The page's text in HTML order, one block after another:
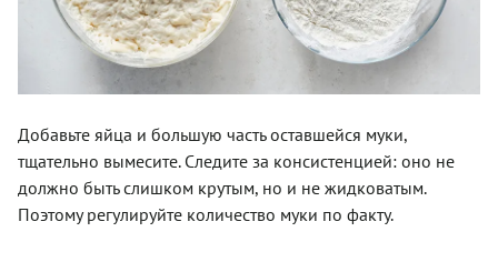
Добавьте яйца и большую часть оставшейся муки,
тщательно вымесите. Следите за консистенцией: оно не
должно быть слишком крутым, но и не жидковатым.
Поэтому регулируйте количество муки по факту.